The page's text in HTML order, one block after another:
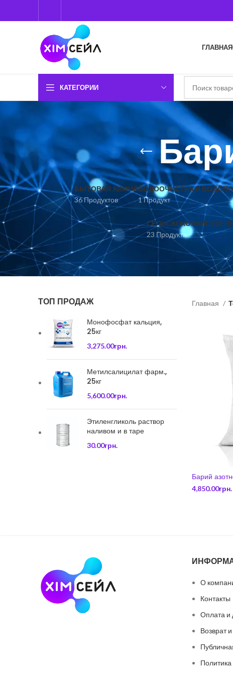
ГЛАВНАЯ
КАТЕГОРИИ
БЫТОВАЯ ХИМИЯ
36 Продуктов
ВОДООЧИСТКА И
1 Продукт
23 Продукта
ТОП ПРОДАЖ
Монофосфат кальция,
25кг
3,275.00грн.
Метилсалицилат фарм.,
25кг
5,600.00грн.
Этиленгликоль раствор
наливом и в таре
30.00грн.
Главная
Барий
4,850.00грн.
О
Контакты
Оплата и
Возврат